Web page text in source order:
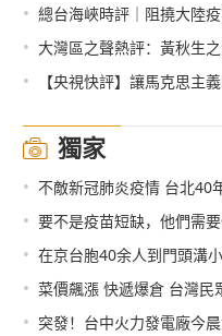
• 總台海峽時評｜阻撓大陸疫苗
• 大灣區之聲熱評：黃秋生之流的
• 【央視快評】讓馬克思主義
獨家
• 不敵新冠肺炎疫情 台北40
• 要不是疫苗短缺，他們需要
• 在京台胞40余人到門頭溝小院“串
• 菜價飆漲 快遞爆倉 台灣民
• 突發！台中火力發電廠今